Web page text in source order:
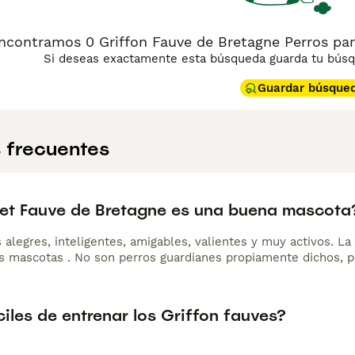
0 Griffon Fauve de Bretagne Perros
Si deseas exactamente esta búsqueda guarda tu
Guardar
frecuentes
Fauve de Bretagne es una buena
alegres, inteligentes, amigables, valientes y muy activos.
mascotas . No son perros guardianes propiamente dichos,
de entrenar los Griffon fauves?